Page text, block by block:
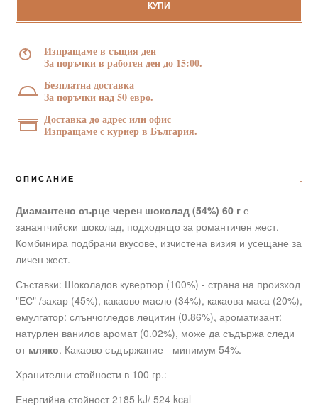
шоколад
60
КУПИ
Изпращаме в същия ден
За поръчки в работен ден до 15:00.
Безплатна доставка
За поръчки над 50 евро.
Доставка до адрес или офис
Изпращаме с куриер в България.
ОПИСАНИЕ
Диамантено сърце черен шоколад (54%) 60 г е
занаятчийски шоколад, подходящо за романтичен жест.
Комбинира подбрани вкусове, изчистена визия и усещане за
личен жест.
Съставки: Шоколадов кувертюр (100%) - страна на произход
"ЕС" /захар (45%), какаово масло (34%), какаова маса (20%),
емулгатор: слънчогледов лецитин (0.86%), ароматизант:
натурлен ванилов аромат (0.02%), може да съдържа следи
от мляко. Какаово съдържание - минимум 54%.
Хранителни стойности в 100 гр.:
Енергийна стойност 2185 kJ/ 524 kcal